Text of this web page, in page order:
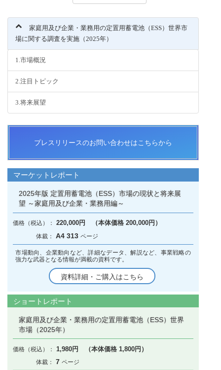
家庭用及び企業・業務用の定置用蓄電池（ESS）世界市
場に関する調査を実施（2025年）
1.市場概況
2.注目トピック
3.将来展望
プレスリリースのお問い合わせはこちらから
マーケットレポート
2025年版 定置用蓄電池（ESS）市場の現状と将来展
望 ～家庭用及び企業・業務用編～
220,000円 （本体価格 200,000円）
A4 313
市場動向、企業動向など、詳細なデータ、解説など、事業戦略の
強力な武器となる情報が満載の資料です。
資料詳細・ご購入はこちら
ショートレポート
家庭用及び企業・業務用の定置用蓄電池（ESS）世界
市場（2025年）
1,980円 （本体価格 1,800円）
7